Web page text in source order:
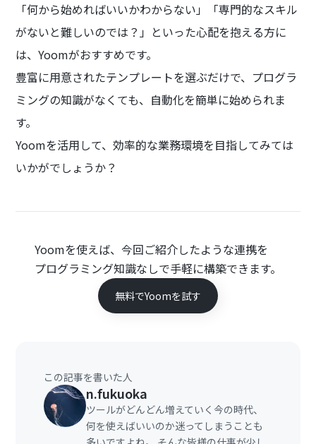
「何から始めればいいかわからない」「専門的なスキル
がないと難しいのでは？」といった心配を抱える方に
は、Yoomがおすすめです。
豊富に用意されたテンプレートを選ぶだけで、プログラ
ミングの知識がなくても、自動化を簡単に始められま
す。
Yoomを活用して、効率的な業務環境を目指してみては
いかがでしょうか？
Yoomを使えば、今回ご紹介したような連携を
プログラミング知識なしで手軽に構築できます。
無料でYoomを試す
この記事を書いた人
n.fukuoka
ツールがどんどん増えていく今の時代、
何を使えばいいのか迷ってしまうことも